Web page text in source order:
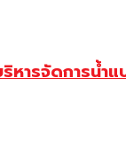
หารจัดการน้